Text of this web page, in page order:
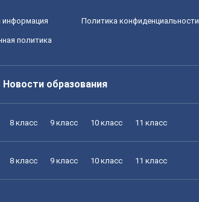
Политика конфиденциальности
политика
Новости образования
8 класс 9 класс 10 класс 11 класс
8 класс 9 класс 10 класс 11 класс